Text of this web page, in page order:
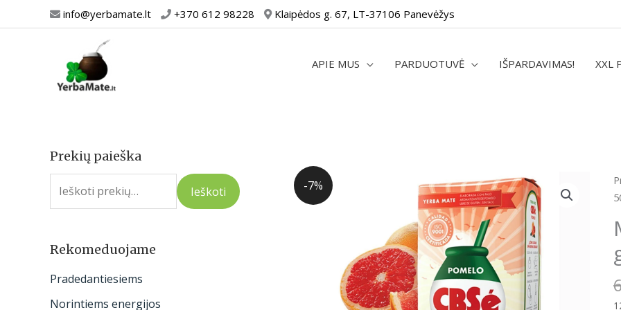
prie
info@yerbamate.lt +370 612 98228 Klaipėdos g. 67, LT-37106 Panevėžys
APIE MUS PARDUOTUVĖ IŠPARDAVIMAS! XXL
Prekių paieška
I
e
o
Ieškoti
Rekomeduojame
Pradedantiesiems
Norintiems energijos
-7%
-